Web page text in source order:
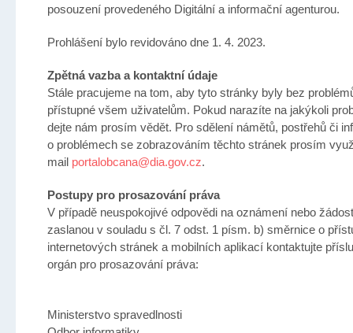
posouzení provedeného Digitální a informační agenturou.
Prohlášení bylo revidováno dne 1. 4. 2023.
Zpětná vazba a kontaktní údaje
Stále pracujeme na tom, aby tyto stránky byly bez
přístupné všem uživatelům. Pokud narazíte na jakýkoli
dejte nám prosím vědět. Pro sdělení námětů, postřehů či
o problémech se zobrazováním těchto stránek prosím
mail portalobcana@dia.gov.cz.
Postupy pro prosazování práva
V případě neuspokojivé odpovědi na oznámení nebo žádost
zaslanou v souladu s čl. 7 odst. 1 písm. b) směrnice o
internetových stránek a mobilních aplikací kontaktujte
orgán pro prosazování práva:
Ministerstvo spravedlnosti